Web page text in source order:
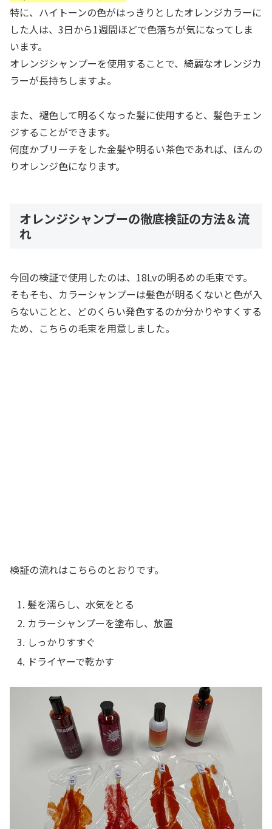
特に、ハイトーンの色がはっきりとしたオレンジカラーに
した人は、3日から1週間ほどで色落ちが気になってしま
います。
オレンジシャンプーを使用することで、綺麗なオレンジカ
ラーが長持ちしますよ。
また、褪色して明るくなった髪に使用すると、髪色チェン
ジすることができます。
何度かブリーチをした金髪や明るい茶色であれば、ほんの
りオレンジ色になります。
オレンジシャンプーの徹底検証の方法＆流
れ
今回の検証で使用したのは、18Lvの明るめの毛束です。
そもそも、カラーシャンプーは髪色が明るくないと色が入
らないことと、どのくらい発色するのか分かりやすくする
ため、こちらの毛束を用意しました。
検証の流れはこちらのとおりです。
髪を濡らし、水気をとる
カラーシャンプーを塗布し、放置
しっかりすすぐ
ドライヤーで乾かす